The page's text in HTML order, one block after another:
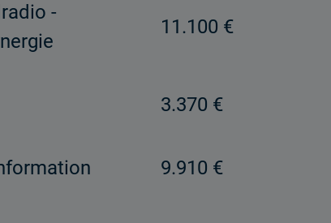
-
11.100 €
3.370 €
9.910 €